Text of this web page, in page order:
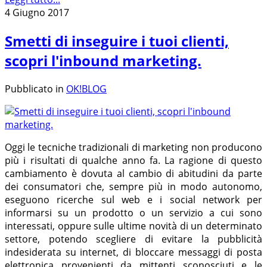
4 Giugno 2017
Smetti di inseguire i tuoi clienti,
scopri l'inbound marketing.
Pubblicato in OK!BLOG
Oggi le tecniche tradizionali di marketing non producono
più i risultati di qualche anno fa. La ragione di questo
cambiamento è dovuta al cambio di abitudini da parte
dei consumatori che, sempre più in modo autonomo,
eseguono ricerche sul web e i social network per
informarsi su un prodotto o un servizio a cui sono
interessati, oppure sulle ultime novità di un determinato
settore, potendo scegliere di evitare la pubblicità
indesiderata su internet, di bloccare messaggi di posta